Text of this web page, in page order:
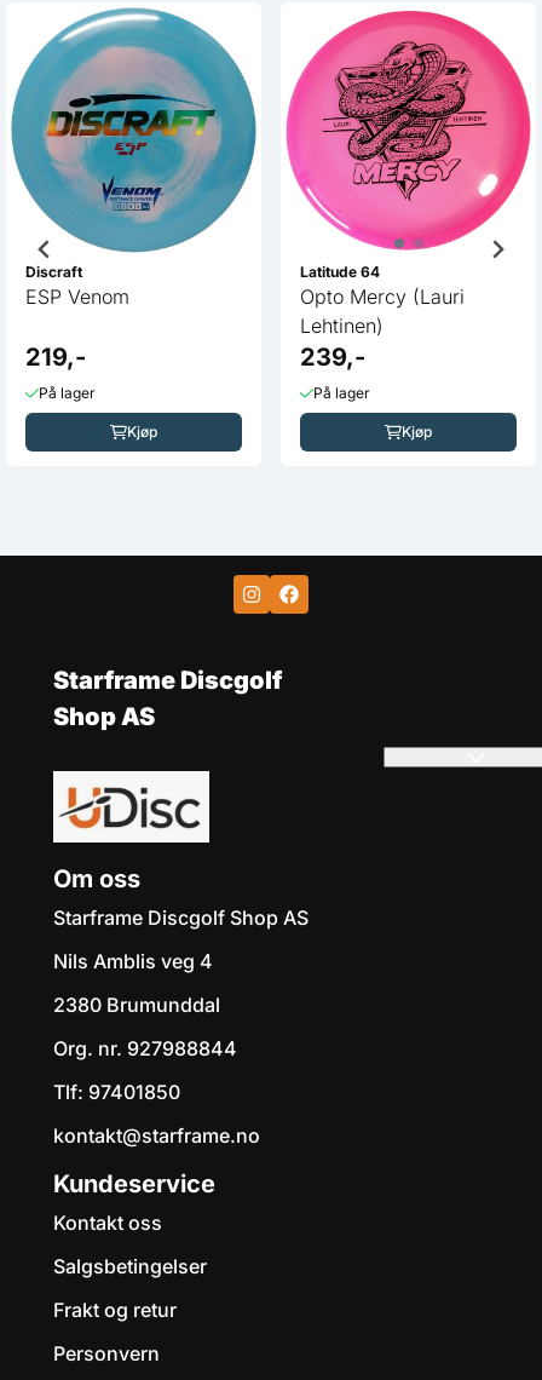
Discraft
ESP Venom
219,-
På lager
Kjøp
Latitude 64
Opto Mercy (Lauri
Lehtinen)
239,-
På lager
Kjøp
Starframe Discgolf
Shop AS
Om oss
Starframe Discgolf Shop AS
Nils Amblis veg 4
2380 Brumunddal
Org. nr. 927988844
Tlf: 97401850
kontakt@starframe.no
Kundeservice
Kontakt oss
Salgsbetingelser
Frakt og retur
Personvern